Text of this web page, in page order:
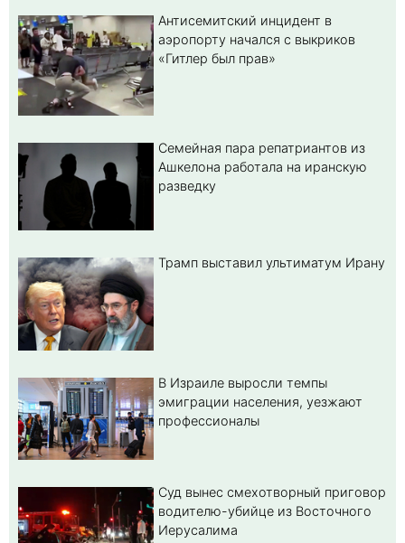
Антисемитский инцидент в
аэропорту начался с выкриков
«Гитлер был прав»
Семейная пара репатриантов из
Ашкелона работала на иранскую
разведку
Трамп выставил ультиматум Ирану
В Израиле выросли темпы
эмиграции населения, уезжают
профессионалы
Суд вынес смехотворный приговор
водителю-убийце из Восточного
Иерусалима